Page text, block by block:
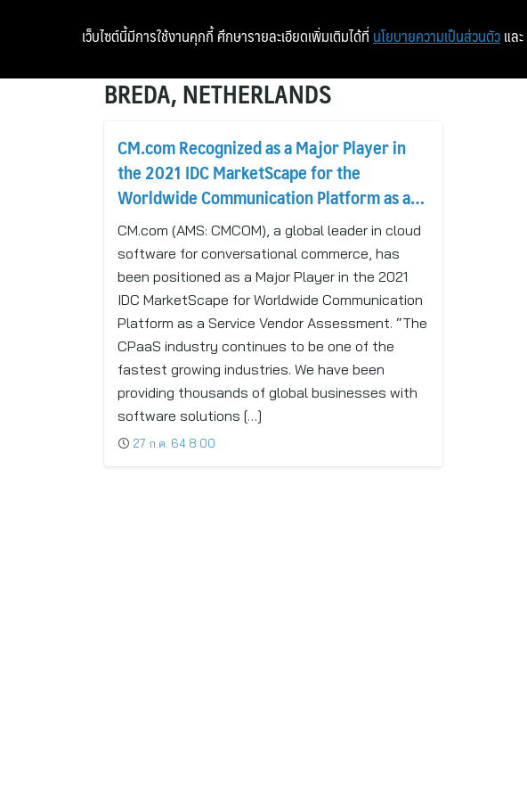
หน้
BREDA, NETHERLANDS
CM.com Recognized as a Major Player in
the 2021 IDC MarketScape for the
Worldwide Communication Platform as a
Service (CPaaS) Market
CM.com (AMS: CMCOM), a global leader in cloud
software for conversational commerce, has
been positioned as a Major Player in the 2021
IDC MarketScape for Worldwide Communication
Platform as a Service Vendor Assessment. “The
CPaaS industry continues to be one of the
fastest growing industries. We have been
providing thousands of global businesses with
software solutions […]
27 ก.ค. 64 8:00
เว็บไซต์นี้มีการใช้งานคุกกี้ ศึกษารายละเอียดเพิ่มเติมได้ที่ นโยบายความเป็นส่วนตัว และ